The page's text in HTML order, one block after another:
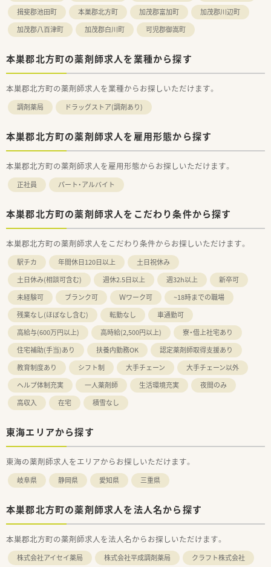
揖斐郡池田町
本巣郡北方町 加茂郡富加町
加茂郡川辺町
加茂郡八百津町
加茂郡白川町 可児郡御嵩町
本巣郡北方町の薬剤師求人を業種から探す
本巣郡北方町の薬剤師求人を業種からお探しいただけます。
調剤薬局 ドラッグストア(調剤あり)
本巣郡北方町の薬剤師求人を雇用形態から探す
本巣郡北方町の薬剤師求人を雇用形態からお探しいただけます。
正社員 パート・アルバイト
本巣郡北方町の薬剤師求人をこだわり条件から探す
本巣郡北方町の薬剤師求人をこだわり条件からお探しいただけます。
駅チカ 年間休日120日以上
土日祝休み
土日休み(相談可含む)
週休2.5日以上 週32h以上
新卒可
未経験可
ブランク可 Ｗワーク可
~18時までの職場
残業なし(ほぼなし含む)
転勤なし
車通勤可
高給与(600万円以上)
高時給(2,500円以上)
寮・借上社宅あり
住宅補助(手当)あり
扶養内勤務OK
認定薬剤師取得支援あり
教育制度あり
シフト制 大手チェーン
大手チェーン以外
ヘルプ体制充実
一人薬剤師 生活環境充実
夜間のみ
高収入
在宅 積雪なし
東海エリアから探す
東海の薬剤師求人をエリアからお探しいただけます。
岐阜県 静岡県 愛知県 三重県
本巣郡北方町の薬剤師求人を法人名から探す
本巣郡北方町の薬剤師求人を法人名からお探しいただけます。
株式会社アイセイ薬局 株式会社平成調剤薬局
クラフト株式会社